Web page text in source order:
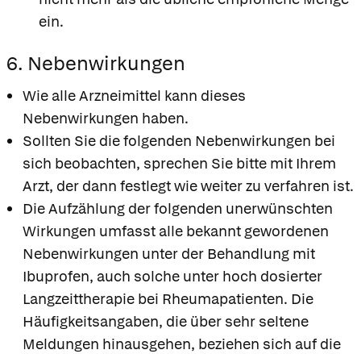
ein.
6. Nebenwirkungen
Wie alle Arzneimittel kann dieses
Nebenwirkungen haben.
Sollten Sie die folgenden Nebenwirkungen bei
sich beobachten, sprechen Sie bitte mit Ihrem
Arzt, der dann festlegt wie weiter zu verfahren ist.
Die Aufzählung der folgenden unerwünschten
Wirkungen umfasst alle bekannt gewordenen
Nebenwirkungen unter der Behandlung mit
Ibuprofen, auch solche unter hoch dosierter
Langzeittherapie bei Rheumapatienten. Die
Häufigkeitsangaben, die über sehr seltene
Meldungen hinausgehen, beziehen sich auf die